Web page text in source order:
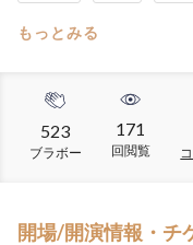
もっとみる
523
ブラボー
171
回閲覧
開場/開演情報・チ